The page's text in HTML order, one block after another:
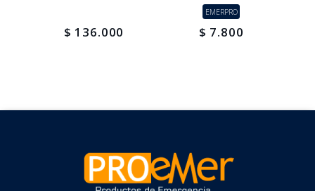
$ 136.000
EMERPRO
$ 7.800